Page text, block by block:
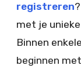
registreren
met je
Binnen
beginnen